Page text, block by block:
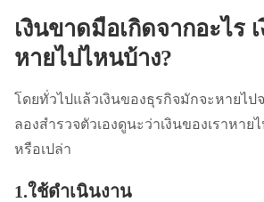
เงินขาดมือเกิดจากอะไร
หายไปไหนบ้าง?
โดยทั่วไปแล้วเงินของธุรกิจมักจะหายไป
ลองสำรวจตัวเองดูนะว่าเงินของเราหาย
หรือเปล่า
1.ใช้ดำเนินงาน